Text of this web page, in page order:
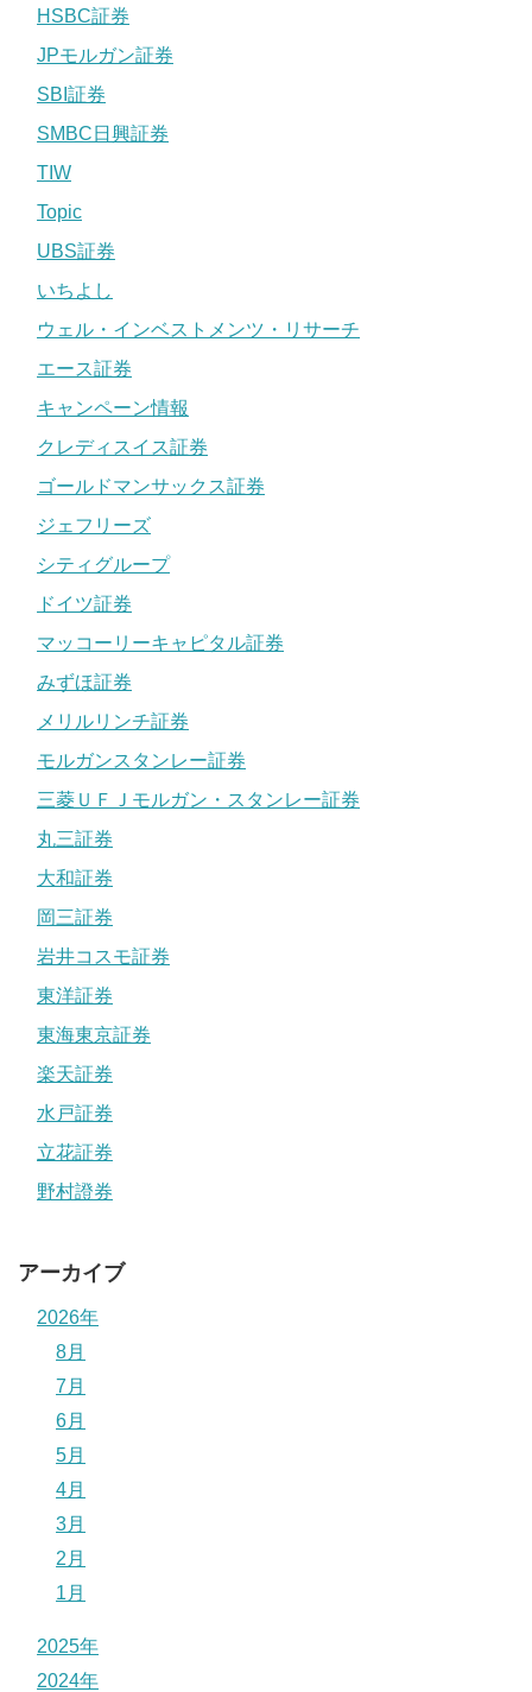
HSBC証券
JPモルガン証券
SBI証券
SMBC日興証券
TIW
Topic
UBS証券
いちよし
ウェル・インベストメンツ・リサーチ
エース証券
キャンペーン情報
クレディスイス証券
ゴールドマンサックス証券
ジェフリーズ
シティグループ
ドイツ証券
マッコーリーキャピタル証券
みずほ証券
メリルリンチ証券
モルガンスタンレー証券
三菱ＵＦＪモルガン・スタンレー証券
丸三証券
大和証券
岡三証券
岩井コスモ証券
東洋証券
東海東京証券
楽天証券
水戸証券
立花証券
野村證券
アーカイブ
2026年
8月
7月
6月
5月
4月
3月
2月
1月
2025年
2024年